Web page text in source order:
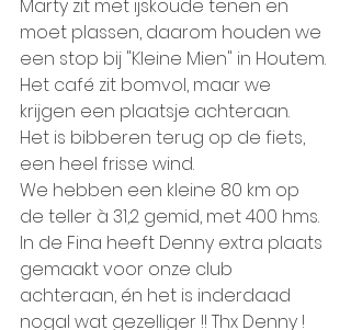
Marty zit met ijskoude tenen en
moet plassen, daarom houden we
een stop bij "Kleine Mien" in Houtem.
Het café zit bomvol, maar we
krijgen een plaatsje achteraan.
Het is bibberen terug op de fiets,
een heel frisse wind.
We hebben een kleine 80 km op
de teller à 31,2 gemid, met 400 hms.
In de Fina heeft Denny extra plaats
gemaakt voor onze club
achteraan, én het is inderdaad
nogal wat gezelliger !! Thx Denny !